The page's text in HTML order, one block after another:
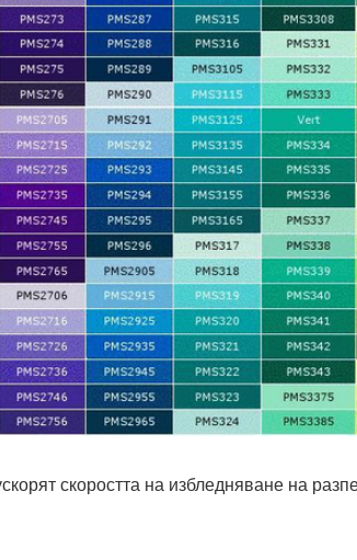
скоростта на избледняване на